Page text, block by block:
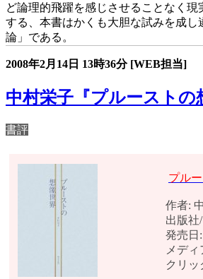
ど論理的飛躍を感じさせることなく
する、本書はかくも大胆な試みを成し
論」である。
2008年2月14日 13時36分 [WEB担当]
中村栄子『プルーストの
書評
プル
作者:
出版社
発売日:
メデ
クリッ